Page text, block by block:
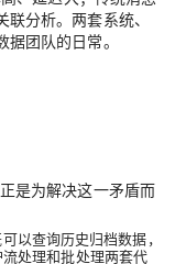
分析。两套系统、
团队的日常。
是为解决这一矛盾而
以查询历史归档数据，
处理和批处理两套代